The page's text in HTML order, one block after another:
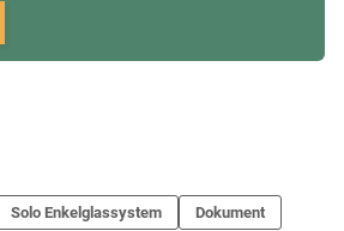
Solo Enkelglassystem Dokument